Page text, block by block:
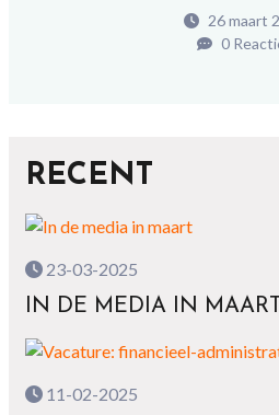
26 maart
0
RECENT
23-03-2025
IN DE MEDIA IN MAART
11-02-2025